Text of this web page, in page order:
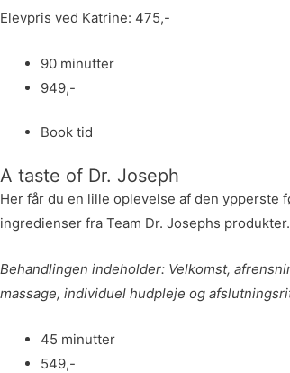
Elevpris ved Katrine: 475,-
90 minutter
949,-
Book tid
A taste of Dr. Joseph
Her får du en lille oplevelse af den
ingredienser fra Team Dr. Josephs produkter.
Behandlingen indeholder: Velkomst,
massage, individuel hudpleje og
45 minutter
549,-